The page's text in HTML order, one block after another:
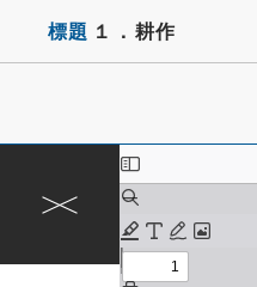
標題 １．耕作